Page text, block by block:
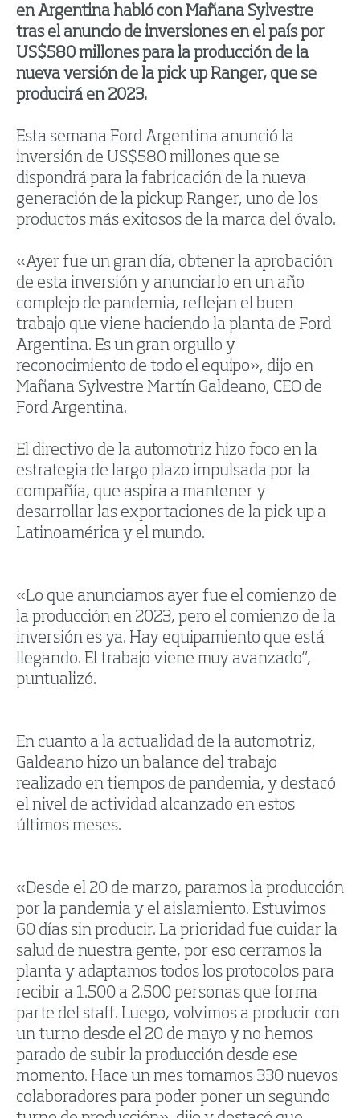
en Argentina habló con Mañana Sylvestre
tras el anuncio de inversiones en el país por
US$580 millones para la producción de la
nueva versión de la pick up Ranger, que se
producirá en 2023.
Esta semana Ford Argentina anunció la
inversión de US$580 millones que se
dispondrá para la fabricación de la nueva
generación de la pickup Ranger, uno de los
productos más exitosos de la marca del óvalo.
«Ayer fue un gran día, obtener la aprobación
de esta inversión y anunciarlo en un año
complejo de pandemia, reflejan el buen
trabajo que viene haciendo la planta de Ford
Argentina. Es un gran orgullo y
reconocimiento de todo el equipo», dijo en
Mañana Sylvestre Martín Galdeano, CEO de
Ford Argentina.
El directivo de la automotriz hizo foco en la
estrategia de largo plazo impulsada por la
compañía, que aspira a mantener y
desarrollar las exportaciones de la pick up a
Latinoamérica y el mundo.
«Lo que anunciamos ayer fue el comienzo de
la producción en 2023, pero el comienzo de la
inversión es ya. Hay equipamiento que está
llegando. El trabajo viene muy avanzado”,
puntualizó.
En cuanto a la actualidad de la automotriz,
Galdeano hizo un balance del trabajo
realizado en tiempos de pandemia, y destacó
el nivel de actividad alcanzado en estos
últimos meses.
«Desde el 20 de marzo, paramos la producción
por la pandemia y el aislamiento. Estuvimos
60 días sin producir. La prioridad fue cuidar la
salud de nuestra gente, por eso cerramos la
planta y adaptamos todos los protocolos para
recibir a 1.500 a 2.500 personas que forma
parte del staff. Luego, volvimos a producir con
un turno desde el 20 de mayo y no hemos
parado de subir la producción desde ese
momento. Hace un mes tomamos 330 nuevos
colaboradores para poder poner un segundo